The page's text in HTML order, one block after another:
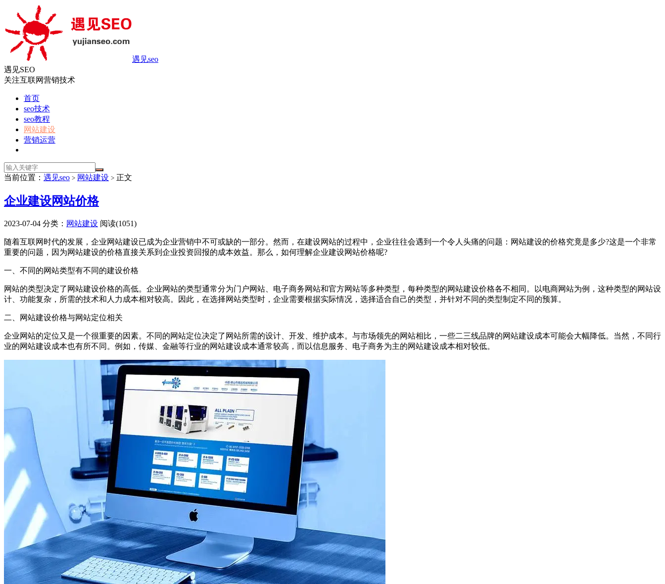
遇见seo
遇见SEO
关注互联网营销技术
首页
seo技术
seo教程
网站建设
营销运营
当前位置： 遇见seo > 网站建设 > 正文
企业建设网站价格
2023-07-04 分类： 网站建设 阅读(1051)
随着互联网时代的发展，企业网站建设已成为企业营销中不可或缺的一部分。然而，在建设网站的过程中，企业往往会遇到一个令人头痛的问题：网站建设的价格究竟是多少?这是一个非常
重要的问题，因为网站建设的价格直接关系到企业投资回报的成本效益。那么，如何理解企业建设网站价格呢?
一、不同的网站类型有不同的建设价格
网站的类型决定了网站建设价格的高低。企业网站的类型通常分为门户网站、电子商务网站和官方网站等多种类型，每种类型的网站建设价格各不相同。以电商网站为例，这种类型的网站设
计、功能复杂，所需的技术和人力成本相对较高。因此，在选择网站类型时，企业需要根据实际情况，选择适合自己的类型，并针对不同的类型制定不同的预算。
二、网站建设价格与网站定位相关
企业网站的定位又是一个很重要的因素。不同的网站定位决定了网站所需的设计、开发、维护成本。与市场领先的网站相比，一些二三线品牌的网站建设成本可能会大幅降低。当然，不同行
业的网站建设成本也有所不同。例如，传媒、金融等行业的网站建设成本通常较高，而以信息服务、电子商务为主的网站建设成本相对较低。